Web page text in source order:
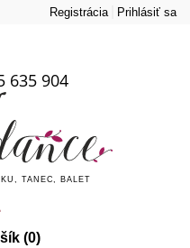
Registrácia Prihlásiť sa
635 904
TANEC, BALET
(0)